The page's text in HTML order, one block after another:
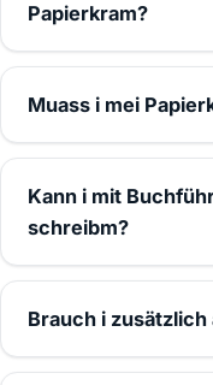
Papierkram?
Muass i mei
Kann i mit
schreibm?
Brauch i